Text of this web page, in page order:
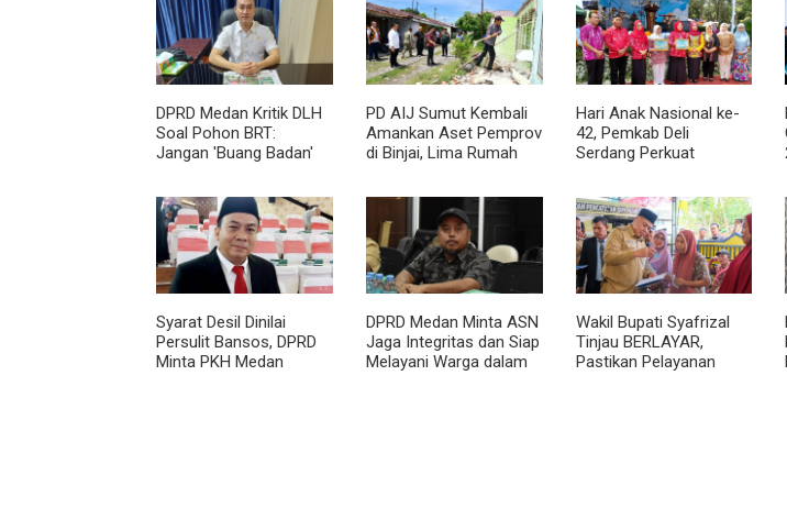
DPRD Medan Kritik DLH
Soal Pohon BRT:
Jangan 'Buang Badan'
PD AIJ Sumut Kembali
Amankan Aset Pemprov
di Binjai, Lima Rumah
Dibongkar
Hari Anak Nasional ke-
42, Pemkab Deli
Serdang Perkuat
Syarat Desil Dinilai
Persulit Bansos, DPRD
Minta PKH Medan
DPRD Medan Minta ASN
Jaga Integritas dan Siap
Melayani Warga dalam
Wakil Bupati Syafrizal
Tinjau BERLAYAR,
Pastikan Pelayanan